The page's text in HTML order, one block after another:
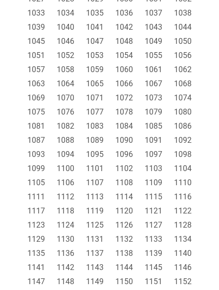
1033
1034 1035 1036 1037
1038
1039
1040 1041 1042 1043
1044
1045
1046 1047 1048 1049
1050
1051
1052 1053 1054 1055
1056
1057
1058 1059 1060 1061
1062
1063
1064 1065 1066 1067
1068
1069
1070 1071 1072 1073
1074
1075
1076 1077 1078 1079
1080
1081
1082 1083 1084 1085
1086
1087
1088 1089 1090 1091
1092
1093
1094 1095 1096 1097
1098
1099
1100 1101 1102 1103
1104
1105
1106 1107 1108 1109
1110
1111
1112 1113 1114 1115
1116
1117
1118 1119 1120 1121
1122
1123
1124 1125 1126 1127
1128
1129
1130 1131 1132 1133
1134
1135
1136 1137 1138 1139
1140
1141
1142 1143 1144 1145
1146
1147
1148 1149 1150 1151 1152